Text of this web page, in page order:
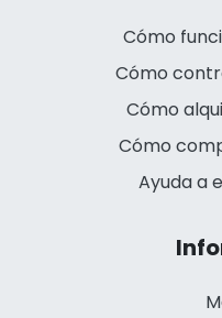
Cómo
Cómo
Cómo
Cómo
Ayuda a